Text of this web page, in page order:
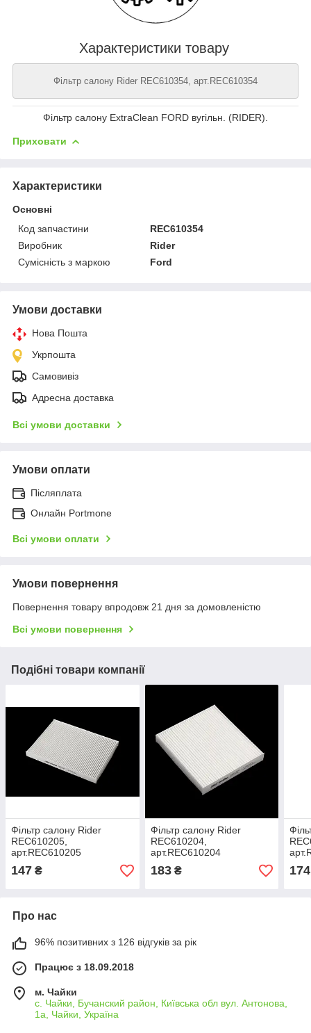
Характеристики товару
Фільтр салону Rider REC610354, арт.REC610354
Фільтр салону ExtraClean FORD вугільн. (RIDER).
Приховати
Характеристики
Основні
Код запчастини
REC610354
Виробник
Rider
Сумісність з маркою
Ford
Умови доставки
Нова Пошта
Укрпошта
Самовивіз
Адресна доставка
Всі умови доставки
Умови оплати
Післяплата
Онлайн Portmone
Всі умови оплати
Умови повернення
Повернення товару впродовж 21 дня за домовленістю
Всі умови повернення
Подібні товари компанії
Фільтр салону Rider
REC610205,
арт.REC610205
147 ₴
Фільтр салону Rider
REC610204,
арт.REC610204
183₴ 174
Про нас
96% позитивних з 126 відгуків за рік
Працює з 18.09.2018
м. Чайки
с. Чайки, Бучанский район, Київська обл вул. Антонова,
1а, Чайки, Україна